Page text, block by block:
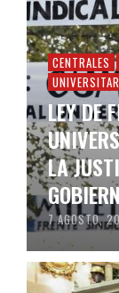
CENTRALES
LEY DE
LA
7 AGOSTO,